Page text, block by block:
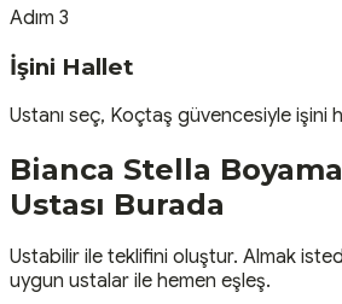
Adım 3
İşini Hallet
Ustanı seç, Koçtaş güvencesiyle işini
Bianca Stella
Ustası Burada
Ustabilir ile teklifini oluştur. Almak
uygun ustalar ile hemen eşleş.